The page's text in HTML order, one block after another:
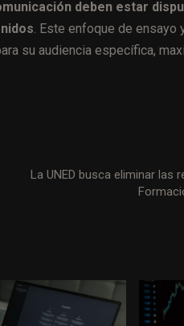
deben estar
. Este enfoque de ensayo
su audiencia específica,
La UNED busca eliminar las